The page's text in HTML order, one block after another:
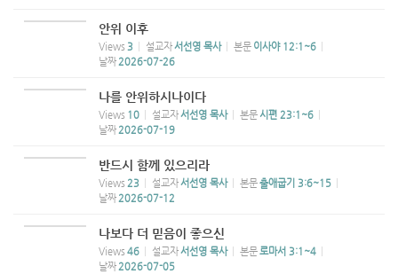
안위 이후
Views 3 설교자서선영 목사 본문 이사야 12:1~6
날짜 2026-07-26
나를 안위하시나이다
Views 10 설교자서선영 목사 본문 시편 23:1~6
날짜 2026-07-19
반드시 함께 있으리라
Views 23 설교자서선영 목사 본문출애굽기 3:6~15
날짜 2026-07-12
나보다 더 믿음이 좋으신
Views 46 설교자서선영 목사 본문로마서 3:1~4
날짜 2026-07-05